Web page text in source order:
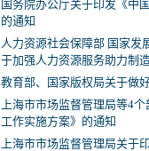
国务院办公厅关于印发《中
的通知
人力资源社会保障部 国家发
于加强人力资源服务助力制
教育部、国家版权局关于做
上海市市场监督管理局等4
工作实施方案》的通知
上海市市场监督管理局关于